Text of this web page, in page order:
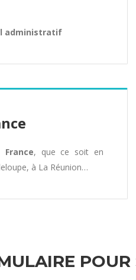
administratif
, que ce soit en
à La Réunion…